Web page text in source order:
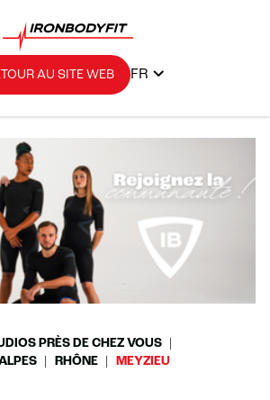
AU SITE WEB FR
PRÈS DE CHEZ VOUS
RHÔNE MEYZIEU